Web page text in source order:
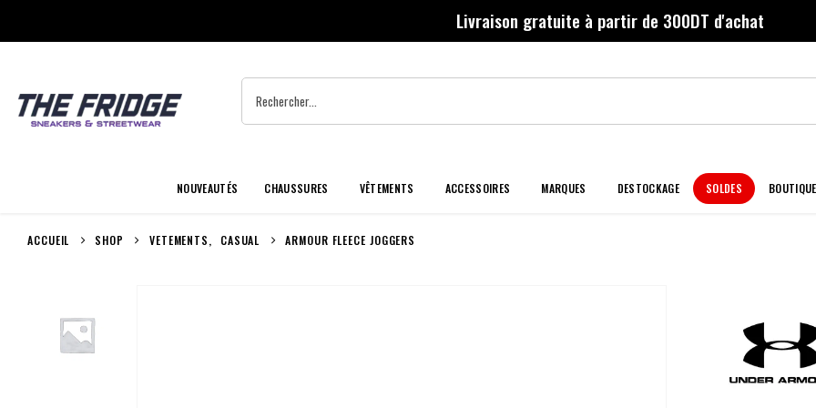
Livraison gratuite à partir de 300DT d'achat
NOUVEAUTÉS CHAUSSURES VÊTEMENTS ACCESSOIRES MARQUES DESTOCKAGE SOLDES
ACCUEIL SHOP VETEMENTS, CASUAL ARMOUR FLEECE JOGGERS